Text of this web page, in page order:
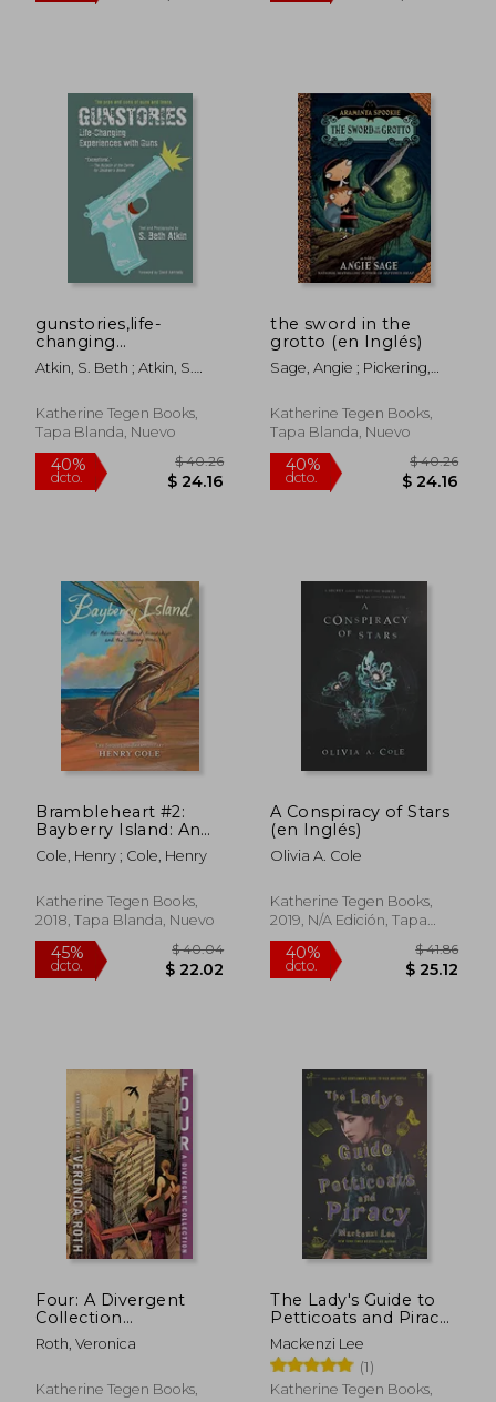
45%
dcto. $ 23.07
45%
dcto.
gunstories,life-
changing
experiences with
guns (en Inglés)
Atkin, S. Beth ; Atkin, S.
Katherine Tegen Books,
Tapa Blanda, Nuevo
the sword in the
grotto (en Inglés)
Sage, Angie ; Pickering,
Katherine Tegen Books,
Tapa Blanda, Nuevo
Brambleheart #2:
Bayberry Island: An
Adventure About
Friendship and the
Inglés)
Cole, Henry ; Cole, Henry
Katherine Tegen Books,
2018, Tapa Blanda, Nuevo
A Conspiracy of Stars
(en Inglés)
Olivia A. Cole
Katherine Tegen Books,
2019, N/A Edición, Tapa
Blanda, Nuevo
Four: A Divergent
Collection
Anniversary Edition
(Divergent Series, 4)
Roth, Veronica
Katherine Tegen Books,
The Lady's Guide to
Petticoats and Piracy
(en Inglés)
Mackenzi Lee
(1)
Katherine Tegen Books,